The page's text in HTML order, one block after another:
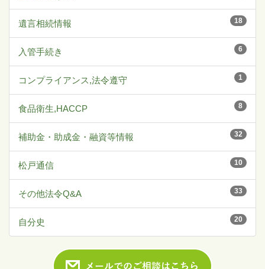
18
遺言相続情報
6
入管手続き
1
コンプライアンス,法令遵守
8
食品衛生,HACCP
32
補助金・助成金・融資等情報
10
松戸通信
33
その他法令Q&A
20
自分史